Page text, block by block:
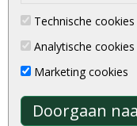
Technische cookies
Analytische cookies
Marketing cookies
Doorgaan